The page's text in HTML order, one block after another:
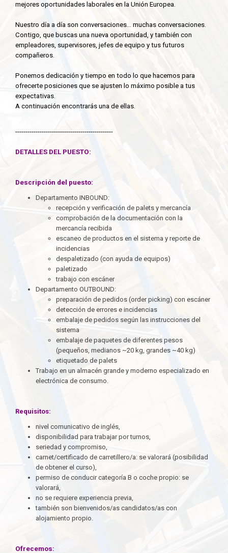
mejores oportunidades laborales en la Unión Europea.
Nuestro día a día son conversaciones… muchas conversaciones.
Contigo, que buscas una nueva oportunidad, y también con
empleadores, supervisores, jefes de equipo y tus futuros
compañeros.
Ponemos dedicación y tiempo en todo lo que hacemos para
ofrecerte posiciones que se ajusten lo máximo posible a tus
expectativas.
A continuación encontrarás una de ellas.
------------------------------------------------
DETALLES DEL PUESTO:
Descripción del puesto:
Departamento INBOUND:
recepción y verificación de palets y mercancía
comprobación de la documentación con la
mercancía recibida
escaneo de productos en el sistema y reporte de
incidencias
despaletizado (con ayuda de equipos)
paletizado
trabajo con escáner
Departamento OUTBOUND:
preparación de pedidos (order picking) con escáner
detección de errores e incidencias
embalaje de pedidos según las instrucciones del
sistema
embalaje de paquetes de diferentes pesos
(pequeños, medianos ~20 kg, grandes ~40 kg)
etiquetado de palets
Trabajo en un almacén grande y moderno especializado en
electrónica de consumo.
Requisitos:
nivel comunicativo de inglés,
disponibilidad para trabajar por turnos,
seriedad y compromiso,
carnet/certificado de carretillero/a: se valorará (posibilidad
de obtener el curso),
permiso de conducir categoría B o coche propio: se
valorará,
no se requiere experiencia previa,
también son bienvenidos/as candidatos/as con
alojamiento propio.
Ofrecemos: